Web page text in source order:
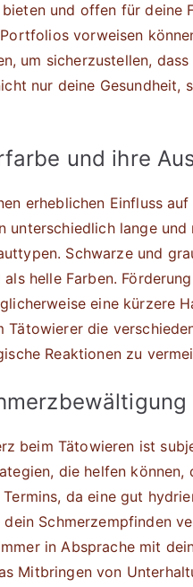
und offen für deine
vorweisen
um sicherzustellen,
nur deine Gesundheit,
und ihre
erheblichen Einfluss
unterschiedlich lange
Schwarze und
helle Farben.
eine kürzere
Tätowierer die
Reaktionen zu
beim Tätowieren ist
die helfen
da eine gut
Schmerzempfinden
in Absprache mit
Mitbringen von